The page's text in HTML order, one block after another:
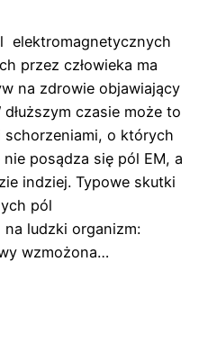
elektromagnetycznych
przez człowieka ma
na zdrowie objawiający
czasie może to
o których
posądza się pól EM, a
indziej. Typowe skutki
pól
ludzki organizm:
wzmożona…